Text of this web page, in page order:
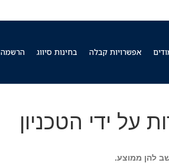
אפשרויות קבלה בחינות סיווג הרשמה
על ידי הטכניון
להן ממוצע.